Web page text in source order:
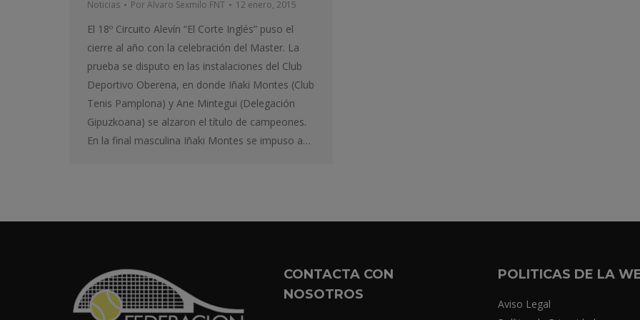
Noticias PorAlvaro Sexmilo FNT 12 enero, 2015
El 18º Circuito Alevín “El Corte Inglés” puso el
cierre al año con la celebración del Master. La
prueba se disputo en las instalaciones del Club
Deportivo Oberena, en donde Iñaki Montes (Club
Tenis Pamplona) y Ane Mintegui (Delegación
Gipuzkoana) se alzaron el título de campeones.
En la final masculina Iñaki Montes se impuso a…
CONTACTA CON
NOSOTROS
POLITICAS DE LA
Aviso Legal